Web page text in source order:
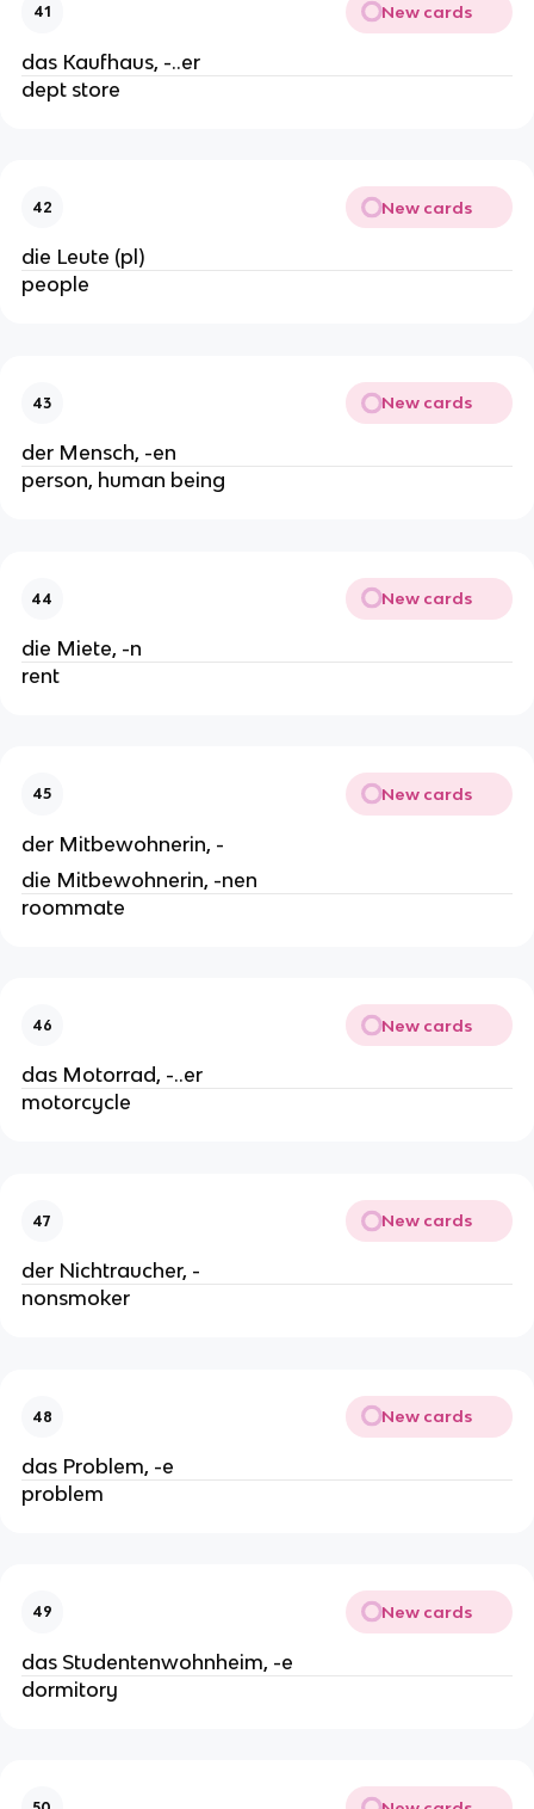
41 New cards
das Kaufhaus, -..er
dept store
42 New cards
die Leute (pl)
people
43 New cards
der Mensch, -en
person, human being
44 New cards
die Miete, -n
rent
45 New cards
der Mitbewohnerin, -
die Mitbewohnerin, -nen
roommate
46 New cards
das Motorrad, -..er
motorcycle
47 New cards
der Nichtraucher, -
nonsmoker
48 New cards
das Problem, -e
problem
49 New cards
das Studentenwohnheim, -e
dormitory